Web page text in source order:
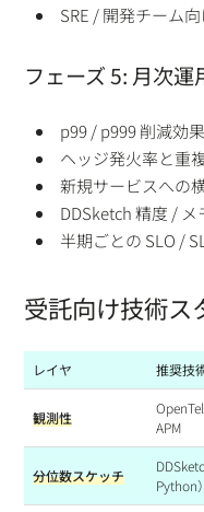
SRE / 開発チーム
フェーズ 5: 月次運
p99 / p999 削減効
ヘッジ発火率と重
新規サービスへの
DDSketch 精度 /
半期ごとの SLO /
受託向け技術ス
レイヤ 推奨技
観測性
APM
分位数スケッチ
Python）